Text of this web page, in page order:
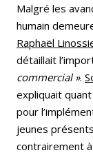
Malgré les
humain
Raphaël
détaillait
commercial ».
expliquait
pour
jeunes
contrairement